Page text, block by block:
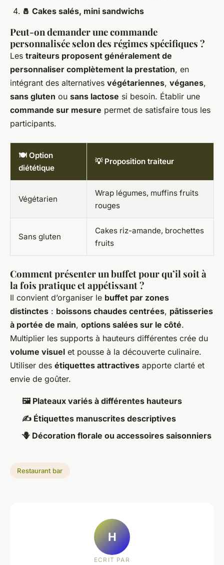
🧂 Cakes salés, mini sandwichs
Peut-on demander une commande
personnalisée selon des régimes spécifiques ?
Les traiteurs proposent généralement de
personnaliser complètement la prestation, en
intégrant des alternatives végétariennes, véganes,
sans gluten ou sans lactose si besoin. Établir une
commande sur mesure permet de satisfaire tous les
participants.
🍽 Option
diététique
💡 Proposition traiteur
Végétarien
Wrap légumes, muffins fruits
rouges
Sans gluten
Cakes riz-amande, brochettes
fruits
Comment présenter un buffet pour qu’il soit à
la fois pratique et appétissant ?
Il convient d’organiser le buffet par zones
distinctes : boissons chaudes centrées, pâtisseries
à portée de main, options salées sur le côté.
Multiplier les supports à hauteurs différentes crée du
volume visuel et pousse à la découverte culinaire.
Utiliser des étiquettes attractives apporte clarté et
envie de goûter.
🖼 Plateaux variés à différentes hauteurs
✍️ Étiquettes manuscrites descriptives
🪻 Décoration florale ou accessoires saisonniers
Restaurant bar
H
ECRIT PAR